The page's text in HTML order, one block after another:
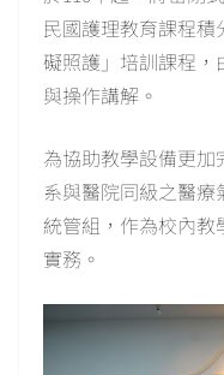
民國護理教育課程
礙照護」培訓課程
與操作講解。
為協助教學設備更加
系與醫院同級之醫
統管組，作為校內
實務。